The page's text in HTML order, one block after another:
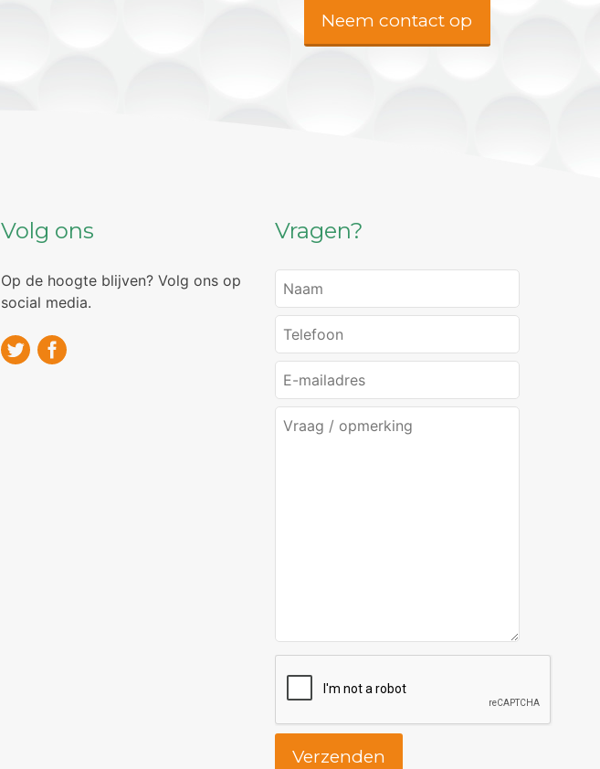
Neem contact op
Volg ons
Op de hoogte blijven? Volg ons op
social media.
Vragen?
Verzenden